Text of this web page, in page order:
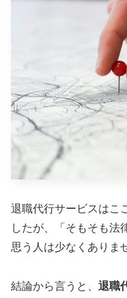
退職代行サービスはこ
したが、「そもそも法
思う人は少なくありま
結論から言うと、 退職